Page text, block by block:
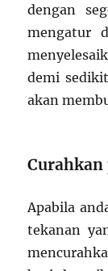
dengan
mengatur
demi
akan
Curahkan
Apabila
tekanan